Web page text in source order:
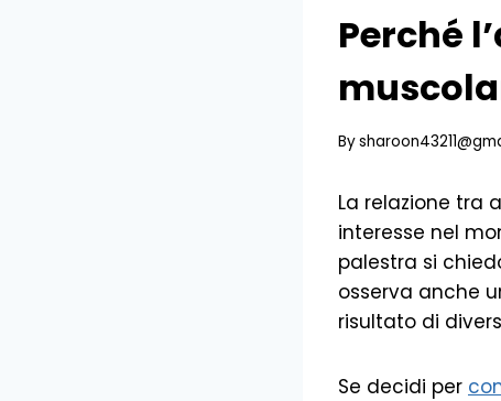
Perché
By
La relazione tra
interesse nel
palestra si
osserva anche
risultato di
Se decidi per